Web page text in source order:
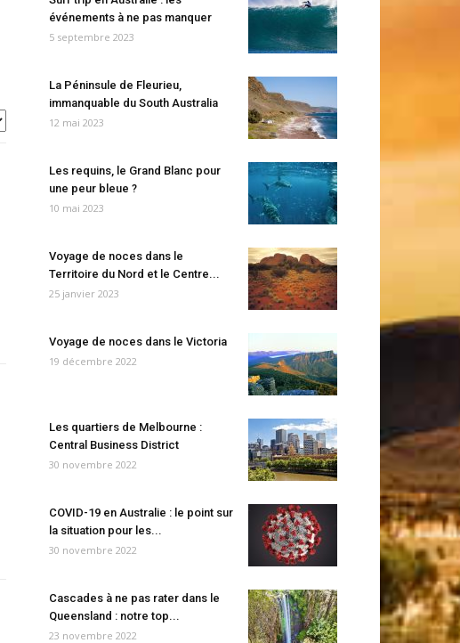
événements à ne pas manquer
5 septembre 2023
La Péninsule de Fleurieu,
immanquable du South Australia
12 mai 2023
Les requins, le Grand Blanc pour
une peur bleue ?
10 mai 2023
Voyage de noces dans le
Territoire du Nord et le Centre...
25 janvier 2023
Voyage de noces dans le Victoria
19 décembre 2022
Les quartiers de Melbourne :
Central Business District
30 novembre 2022
COVID-19 en Australie : le point sur
la situation pour les...
30 novembre 2022
Cascades à ne pas rater dans le
Queensland : notre top...
23 novembre 2022